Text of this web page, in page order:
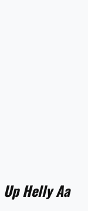
Up Helly Aa